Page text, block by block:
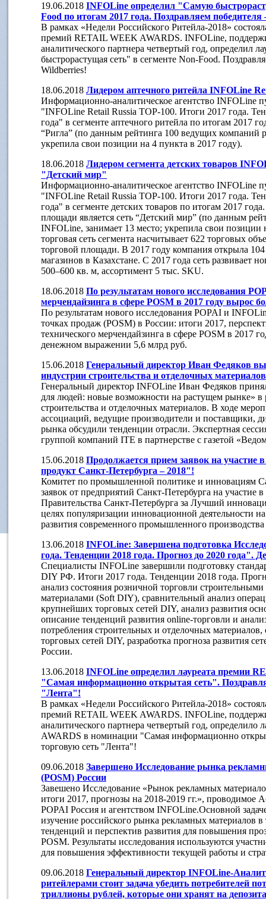
19.06.2018 INFOLine определил "Самую
Food по итогам 2017 года. Поздравляем
В рамках «Недели Российского Ритейла-2018»
премий RETAIL WEEK AWARDS. INFOLine,
аналитического партнера четвертый год, определил
быстрорастущая сеть" в сегменте Non-Food.
Wildberries!
18.06.2018 Лидером аптечного ритейла INFOLine
Информационно-аналитическое агентство INFOLine
"INFOLine Retail Russia ТOP-100. Итоги 2017 года.
года" в сегменте аптечного ритейла по итогам 2017
“Ригла” (по данным рейтинга 100 ведущих компаний
укрепила свои позиции на 4 пункта в 2017 году).
18.06.2018 Лидером сегмента детских товаров
"Детский мир"
Информационно-аналитическое агентство INFOLine
"INFOLine Retail Russia ТOP-100. Итоги 2017 года.
года" в сегменте детских товаров по итогам 2017
площади является сеть “Детский мир” (по данным
INFOLine, занимает 13 место; укрепила свои
торговая сеть сегмента насчитывает 622 торговых
торговой площади. В 2017 году компания открыла
магазинов в Казахстане. С 2017 года сеть развивает
500–600 кв. м, ассортимент 5 тыс. SKU.
18.06.2018 По результатам нового исследования
мерчендайзинга в сфере POSM в 2017 году вырос
По результатам нового исследования POPAI и
точках продаж (POSM) в России: итоги 2017,
технического мерчендайзинга в сфере POSM в 2017
денежном выражении 5,6 млрд руб.
15.06.2018 Генеральный директор Иван Федяков
индустрии строительства и отделочных материалов
Генеральный директор INFOLine Иван Федяков
для людей: новые возможности на растущем рынке»
строительства и отделочных материалов. В ходе
ассоциаций, ведущие производители и поставщики,
рынка обсудили тенденции отрасли. Экспертная
группой компаний ITE в партнерстве с газетой
15.06.2018 Продолжается прием заявок на
продукт Санкт-Петербурга – 2018"!
Комитет по промышленной политике и инновациям
заявок от предприятий Санкт-Петербурга на участие
Правительства Санкт-Петербурга за Лучший
целях популяризации инновационной деятельности
развития современного промышленного
13.06.2018 INFOLine: Завершена подготовка
года. Тенденции 2018 года. Прогноз до 2020 года".
Специалисты INFOLine завершили подготовку
DIY РФ. Итоги 2017 года. Тенденции 2018 года.
анализ состояния розничной торговли
материалами (Soft DIY), сравнительный анализ
крупнейших торговых сетей DIY, анализ развития
описание тенденций развития online-торговли и
потребления строительных и отделочных
торговых сетей DIY, разработка прогноза развития
России.
13.06.2018 INFOLine определил лауреата премии
"Самая информационно открытая сеть".
"Лента"!
В рамках «Недели Российского Ритейла-2018»
премий RETAIL WEEK AWARDS. INFOLine,
аналитического партнера четвертый год,
AWARDS в номинации "Самая информационно
торговую сеть "Лента"!
09.06.2018 Завершено Исследование рынка
(POSM) России
Завешено Исследование «Рынок рекламных
итоги 2017, прогнозы на 2018-2019 гг.», проводимое
POPAI Россия и агентством INFOLine.Основной
изучение российского рынка рекламных материалов
тенденций и перспектив развития для повышения
POSM. Результаты исследования используются
для повышения эффективности текущей работы и
09.06.2018 Генеральный директор INFOLine-
ритейлерами стоит задача убедить потребителей
триллионы рублей, которые они хранят на